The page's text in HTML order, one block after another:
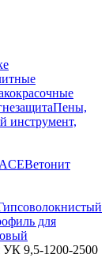
Пены,
инструмент,
Ветонит
для
УК 9,5-1200-2500